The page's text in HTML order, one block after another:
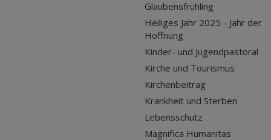
Glaubensfrühling
Heiliges Jahr 2025 - Jahr der
Hoffnung
Kinder- und Jugendpastoral
Kirche und Tourismus
Kirchenbeitrag
Krankheit und Sterben
Lebensschutz
Magnifica Humanitas